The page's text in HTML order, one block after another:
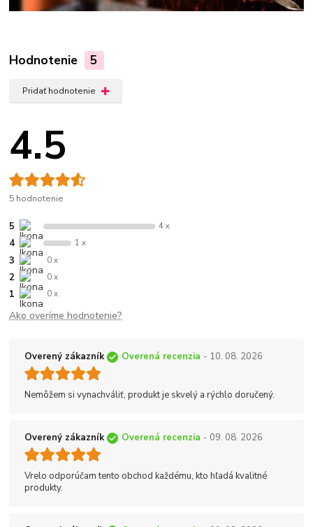
Hodnotenie 5
Pridať hodnotenie
4.5
5 hodnotenie
5 4 x
4 1 x
3 0 x
2 0 x
1 0 x
Ako overíme hodnotenie?
Overený zákazník Overená recenzia - 10. 08. 2026
Nemôžem si vynachváliť, produkt je skvelý a rýchlo doručený.
Overený zákazník Overená recenzia - 09. 08. 2026
Vrelo odporúčam tento obchod každému, kto hľadá kvalitné
produkty.